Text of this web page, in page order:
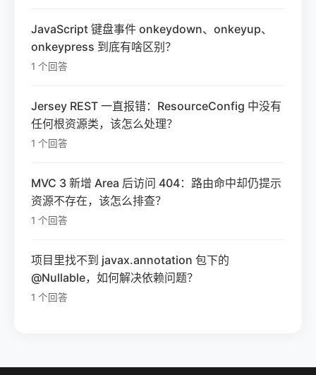
JavaScript 键盘事件 onkeydown、onkeyup、
onkeypress 到底有啥区别？
1 个回答
Jersey REST 一直报错：ResourceConfig 中没有
任何根资源类，该怎么处理？
1 个回答
MVC 3 新增 Area 后访问 404：路由命中却仍提示
资源不存在，该怎么排查？
1 个回答
项目里找不到 javax.annotation 包下的
@Nullable，如何解决依赖问题？
1 个回答